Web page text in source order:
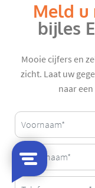
Meld u
bijles
Mooie cijfers en
zicht. Laat uw
naar